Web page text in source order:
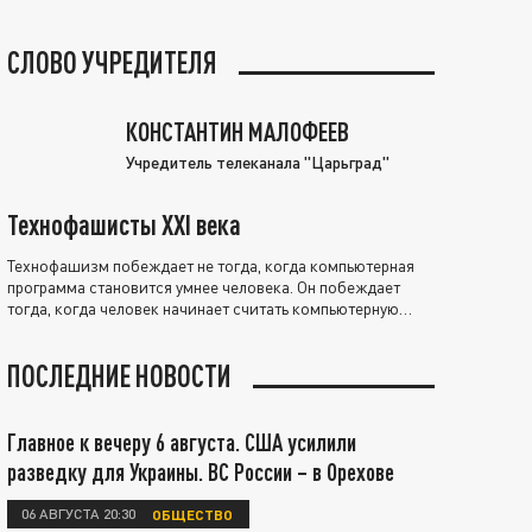
СЛОВО УЧРЕДИТЕЛЯ
КОНСТАНТИН МАЛОФЕЕВ
Учредитель телеканала "Царьград"
Технофашисты XXI века
Технофашизм побеждает не тогда, когда компьютерная
программа становится умнее человека. Он побеждает
тогда, когда человек начинает считать компьютерную
ПОСЛЕДНИЕ НОВОСТИ
Главное к вечеру 6 августа. США усилили
разведку для Украины. ВС России – в Орехове
06 АВГУСТА 20:30 ОБЩЕСТВО